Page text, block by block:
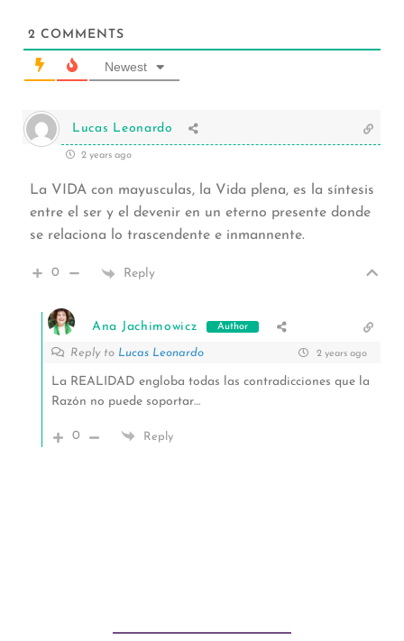
2 COMMENTS
Newest
Lucas Leonardo
2 years ago
La VIDA con mayusculas, la Vida plena, es la síntesis
entre el ser y el devenir en un eterno presente donde
se relaciona lo trascendente e inmannente.
0 Reply
Ana Jachimowicz Author
Reply to Lucas Leonardo 2 years ago
La REALIDAD engloba todas las contradicciones que la
Razón no puede soportar…
0 Reply